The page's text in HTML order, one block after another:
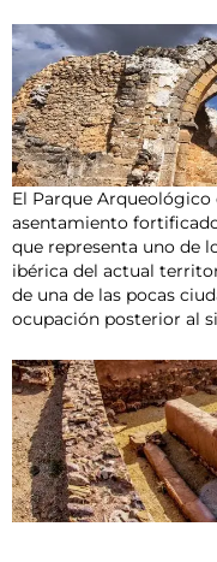
El Parque Arqueológico
asentamiento
que representa uno de
ibérica del actual
de una de las pocas
ocupación posterior al